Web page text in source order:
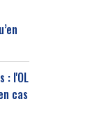
: l'OL
cas